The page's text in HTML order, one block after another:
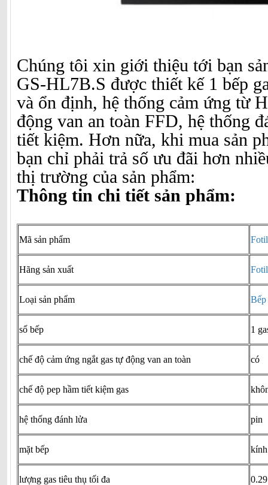
Chúng tôi xin giới thiệu tới bạn
GS-HL7B.S được thiết kế 1 bếp
và ổn định, hệ thống cảm ứng từ
động van an toàn FFD, hệ thống
tiết kiệm. Hơn nữa, khi mua sản
bạn chỉ phải trả số ưu đãi hơn
thị trường của sản phẩm:
Thông tin chi tiết sản phẩm:
Mã sản phẩm
Hãng sản xuất
Loại sản phẩm Bếp
số bếp 1
chế độ cảm ứng ngắt gas tự động van an toàn có
chế độ pep hầm tiết kiệm gas
hệ thống đánh lửa pin
mặt bếp
lượng gas tiêu thụ tối đa